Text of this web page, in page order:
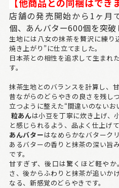
店舗の発売開始から1ヶ
個、あんバター600個を突破
生地には八女の抹茶を贅沢に練り
焼き上がり”に仕立てました。
日本茶との相性を追求して生まれ
す。
抹茶生地とのバランスを計算し、甘
昔ながらのどらやきの良さを残し
立つように整えた“間違いのないお
粒あんは小豆を丁寧に炊き上げ、
と感じられるよう、品よく仕上げて
あんバターはなめらかなバターク
あるバターの香りと抹茶の深い旨
です。
甘すぎず、後口は驚くほど軽や
さ、後からふわりと抹茶が追いか
なる、新感覚のどらやきです。